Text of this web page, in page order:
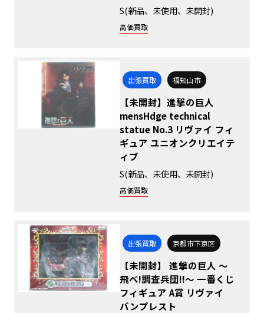
S(新品、未使用、未開封)
高価買取
出張買取 福知山市
【未開封】進撃の巨人
mensHdge technical
statue No.3 リヴァイ フィ
ギュア ユニオンクリエイテ
ィブ
S(新品、未使用、未開封)
高価買取
出張買取 京都市下京区
【未開封】 進撃の巨人 ～
飛べ!調査兵団!!～ 一番くじ
フィギュア A賞 リヴァイ
バンプレスト